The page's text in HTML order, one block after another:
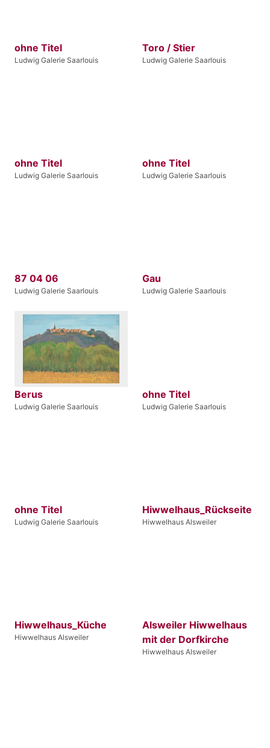
ohne Titel
Ludwig Galerie Saarlouis
Toro / Stier
Ludwig Galerie Saarlouis
ohne Titel
Ludwig Galerie Saarlouis
ohne Titel
Ludwig Galerie Saarlouis
87 04 06
Ludwig Galerie Saarlouis
Gau
Ludwig Galerie Saarlouis
Berus
Ludwig Galerie Saarlouis
ohne Titel
Ludwig Galerie Saarlouis
ohne Titel
Ludwig Galerie Saarlouis
Hiwwelhaus_Rückseite
Hiwwelhaus Alsweiler
Hiwwelhaus_Küche
Hiwwelhaus Alsweiler
Alsweiler Hiwwelhaus
mit der Dorfkirche
Hiwwelhaus Alsweiler